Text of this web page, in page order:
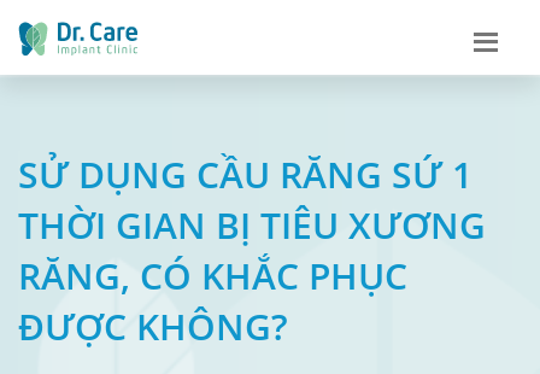
SỬ DỤNG CẦU RĂNG SỨ 1
THỜI GIAN BỊ TIÊU XƯƠNG
RĂNG, CÓ KHẮC PHỤC
ĐƯỢC KHÔNG?